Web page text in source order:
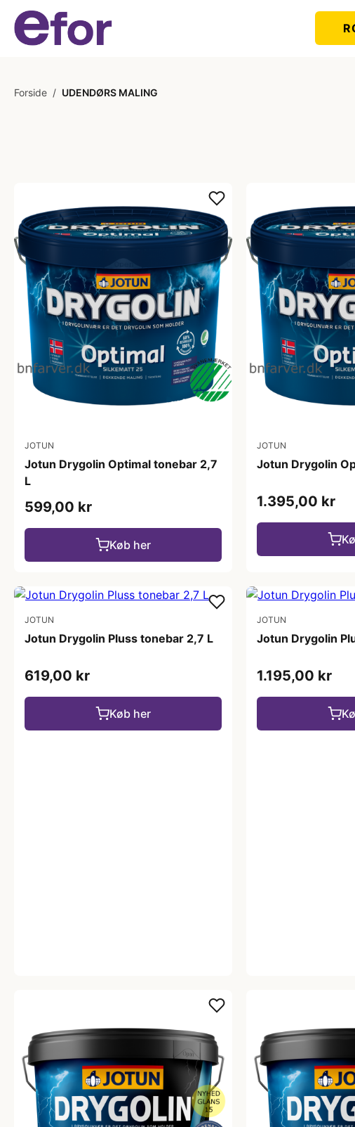
Forside / UDENDØRS MALING
JOTUN
Jotun Drygolin Optimal tonebar 2,7
L
599,00 kr
Køb her
JOTUN
Jotun Drygolin
1.395,00 kr
JOTUN
Jotun Drygolin Pluss tonebar 2,7 L
619,00 kr
Køb her
JOTUN
Jotun Drygolin
1.195,00 kr